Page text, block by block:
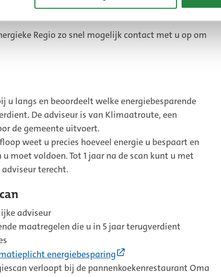
Regio zo snel mogelijk contact met u op om
u langs en beoordeelt welke energiebesparende
De adviseur is van Klimaatroute, een
de gemeente uitvoert.
weet u precies hoeveel energie u bespaart en
moet voldoen. Tot 1 jaar na de scan kunt u met
terecht.
adviseur
maatregelen die u in 5 jaar terugverdient
energiebesparing
link)
verloopt bij de pannenkoekenrestaurant Oma